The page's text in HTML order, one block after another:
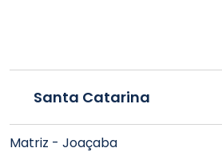
Santa Catarina
Matriz - Joaçaba